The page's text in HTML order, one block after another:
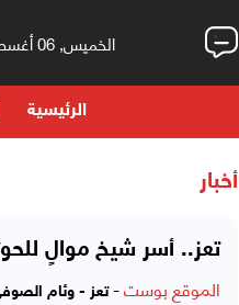
الخميس, 06 أغسطس, 2026 06:40 مساءً
الرئيسية
أخبار
تعز.. أسر شيخ موالٍ
الموقع بوست-تعز - وئام